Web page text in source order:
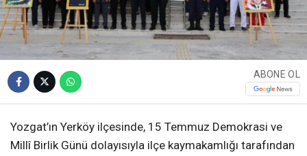
ABONE OL
Yozgat’ın Yerköy ilçesinde, 15 Temmuz Demokrasi ve
Millî Birlik Günü dolayısıyla ilçe kaymakamlığı tarafından